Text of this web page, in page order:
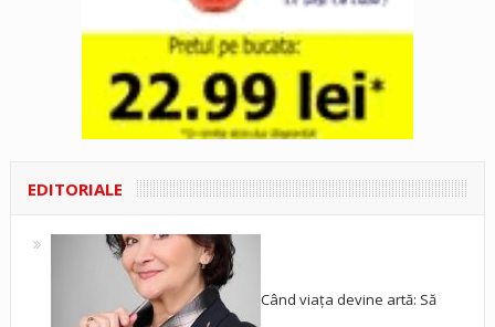
EDITORIALE
Când viața devine artă: Să